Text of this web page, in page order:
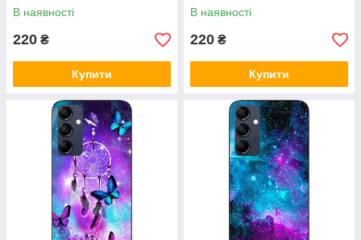
В наявності
220 ₴
Купити
В наявності
220 ₴
Купити